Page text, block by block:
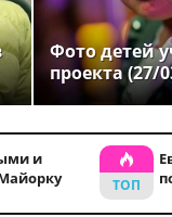
Фото детей
проекта (27/
и